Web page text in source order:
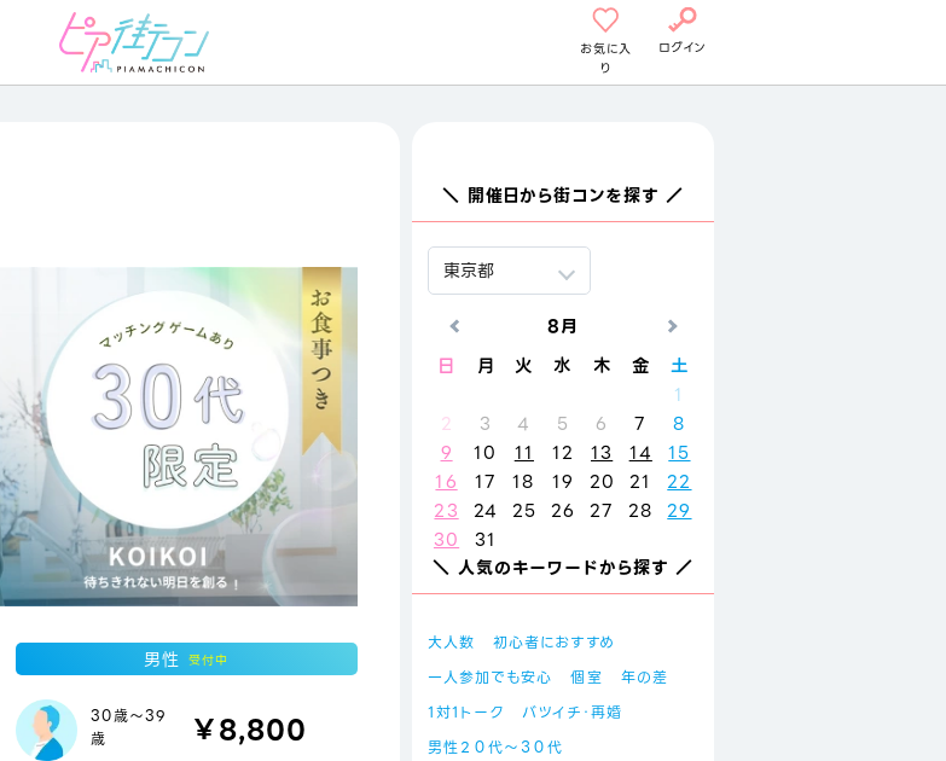
お気に入
り
ログイン
男性 受付中
30歳～39
歳
￥8,800
＼ 開催日から街コンを探す ／
8月
日
月 火 水 木 金
土
1
2
3 4 5 6 7
8
9
10 11 12 13 14
15
16
17 18 19 20 21
22
23
24 25 26 27 28
29
30
31
＼ 人気のキーワードから探す ／
大人数
初心者におすすめ
一人参加でも安心
個室
年の差
1対1トーク
バツイチ・再婚
男性２０代～３０代